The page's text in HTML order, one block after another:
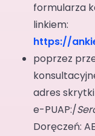
formularza
linkiem:
https://
poprzez
adres
e-PUAP:/
Doręczeń: